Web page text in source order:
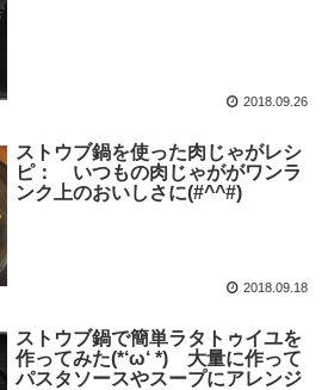
2018.09.26
ストウブ鍋を使った肉じゃがレシ
ピ： いつもの肉じゃががワンラ
ンク上のおいしさに(#^^#)
2018.09.18
ストウブ鍋で簡単ラタトゥイユを
作ってみた(*‘ω‘ *) 大量に作って
パスタソースやスープにアレンジ